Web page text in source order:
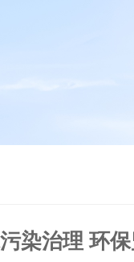
染治理 环